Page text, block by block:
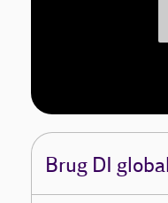
Brug DI